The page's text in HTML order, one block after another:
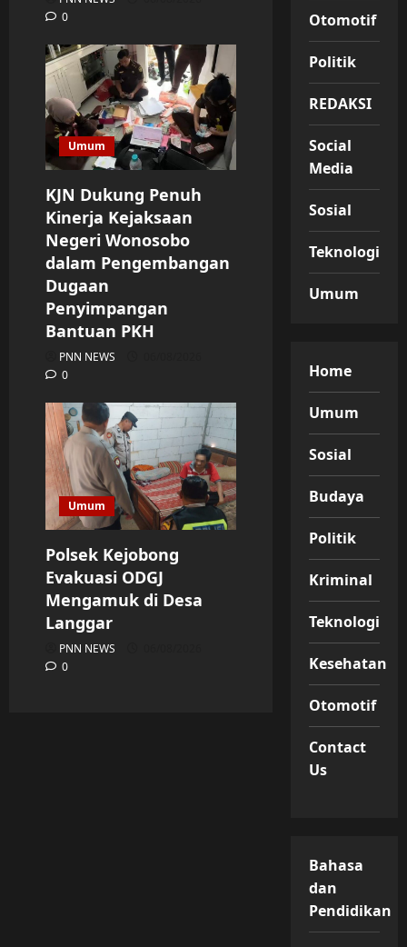
0
Umum
KJN Dukung Penuh
Kinerja Kejaksaan
Negeri Wonosobo
dalam Pengembangan
Dugaan
Penyimpangan
Bantuan PKH
PNN NEWS
0
Umum
Polsek Kejobong
Evakuasi ODGJ
Mengamuk di Desa
Langgar
PNN NEWS
0
Otomotif
Politik
REDAKSI
Social
Media
Sosial
Teknologi
Umum
Home
Umum
Sosial
Budaya
Politik
Kriminal
Teknologi
Kesehatan
Otomotif
Contact
Us
Bahasa
dan
Pendidikan